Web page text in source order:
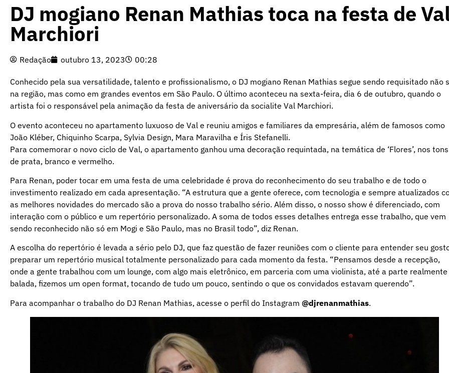
DJ mogiano Renan Mathias toca na festa de
Marchiori
Redação outubro 13, 2023 00:28
Conhecido pela sua versatilidade, talento e profissionalismo, o DJ mogiano Renan Mathias segue sendo requisitado não
na região, mas como em grandes eventos em São Paulo. O último aconteceu na sexta-feira, dia 6 de outubro, quando o
artista foi o responsável pela animação da festa de aniversário da socialite Val Marchiori.
O evento aconteceu no apartamento luxuoso de Val e reuniu amigos e familiares da empresária, além de famosos como
João Kléber, Chiquinho Scarpa, Sylvia Design, Mara Maravilha e Íris Stefanelli.
Para comemorar o novo ciclo de Val, o apartamento ganhou uma decoração requintada, na temática de ‘Flores’, nos tons
de prata, branco e vermelho.
Para Renan, poder tocar em uma festa de uma celebridade é prova do reconhecimento do seu trabalho e de todo o
investimento realizado em cada apresentação. “A estrutura que a gente oferece, com tecnologia e sempre atualizados
as melhores novidades do mercado são a prova do nosso trabalho sério. Além disso, o nosso show é diferenciado, com
interação com o público e um repertório personalizado. A soma de todos esses detalhes entrega esse trabalho, que vem
sendo reconhecido não só em Mogi e São Paulo, mas no Brasil todo”, diz Renan.
A escolha do repertório é levada a sério pelo DJ, que faz questão de fazer reuniões com o cliente para entender seu
preparar um repertório musical totalmente personalizado para cada momento da festa. “Pensamos desde a recepção,
onde a gente trabalhou com um lounge, com algo mais eletrônico, em parceria com uma violinista, até a parte realmente
balada, fizemos um open format, tocando de tudo um pouco, sentindo o que os convidados estavam querendo”.
Para acompanhar o trabalho do DJ Renan Mathias, acesse o perfil do Instagram @djrenanmathias.